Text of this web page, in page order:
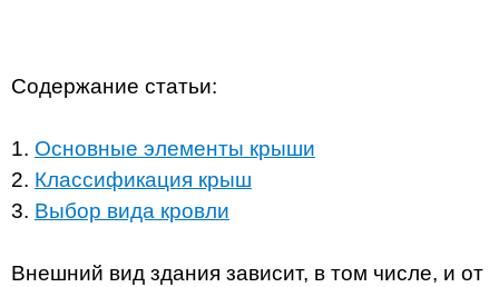
Содержание статьи:
1. Основные элементы крыши
2. Классификация крыш
3. Выбор вида кровли
Внешний вид здания зависит, в том числе, и от